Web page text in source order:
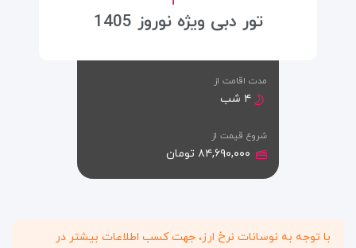
تور دبی ویژه نوروز 1405
مدت اقامت از
۴ شب
شروع قیمت از
۸۴,۶۹۰,۰۰۰ تومان
با توجه به نوسانات نرخ ارز، جهت کسب اطلاعات بیشتر در